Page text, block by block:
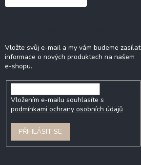
Vložte svůj e-mail a my vám budeme zasílat
informace o nových produktech na našem
e-shopu.
Vložením e-mailu souhlasíte s
podmínkami ochrany osobních údajů
PŘIHLÁSIT SE